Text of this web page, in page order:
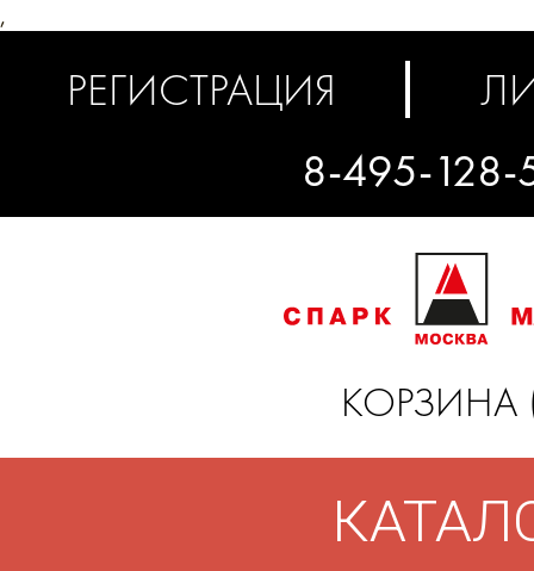
,
РЕГИСТРАЦИЯ
8-495-128-
КОРЗИНА